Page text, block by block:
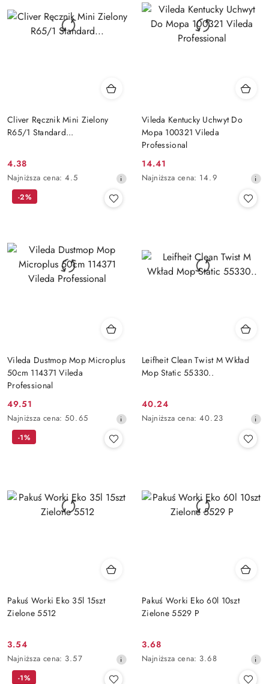
Cliver Ręcznik Mini Zielony
R65/1 Standard...
Cena
promocyjna:
4.38
Najniższa
cena
obniżką
Najniższa cena: 4.5
Vileda Kentucky Uchwyt Do
Mopa 100321 Vileda
Professional
Cena
promocyjna:
14.41
Najniższa
Najniższa cena: 14.9
Vileda Dustmop Mop Microplus
50cm 114371 Vileda
Professional
Cena
promocyjna:
49.51
Najniższa
cena
Najniższa cena: 50.65
-2%
Leifheit Clean Twist M Wkład
Mop Static 55330..
Cena
promocyjna:
40.24
Najniższa
Najniższa cena: 40.23
Pakuś Worki Eko 35l 15szt
Zielone 5512
Cena
promocyjna:
3.54
Najniższa
cena
Najniższa cena: 3.57
-1%
Pakuś Worki Eko 60l 10szt
Zielone 5529 P
Cena
promocyjna:
3.68
Najniższa
Najniższa cena: 3.68
-1%